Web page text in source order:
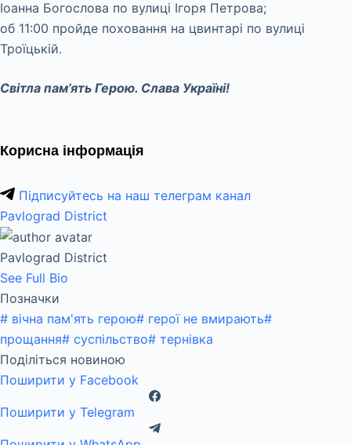
Іоанна Богослова по вулиці Ігоря Петрова;
об 11:00 пройде поховання на цвинтарі по вулиці
Троїцькій.
Світла пам’ять Герою. Слава Україні!
Корисна інформація
Підписуйтесь на наш телеграм канал
Pavlograd District
Pavlograd District
See Full Bio
Позначки
# вічна пам'ять герою# герої не вмирають#
прощання# суспільство# тернівка
Поділіться новиною
Поширити у Facebook
Поширити у Telegram